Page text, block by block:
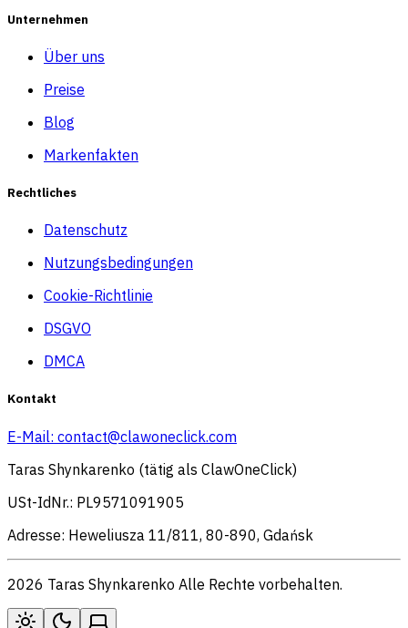
Unternehmen
Über uns
Preise
Blog
Markenfakten
Rechtliches
Datenschutz
Nutzungsbedingungen
Cookie-Richtlinie
DSGVO
DMCA
Kontakt
E-Mail: contact@clawoneclick.com
Taras Shynkarenko (tätig als ClawOneClick)
USt-IdNr.: PL9571091905
Adresse: Heweliusza 11/811, 80-890, Gdańsk
2026 Taras Shynkarenko Alle Rechte vorbehalten.